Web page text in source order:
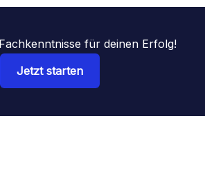
für deinen Erfolg!
Jetzt starten